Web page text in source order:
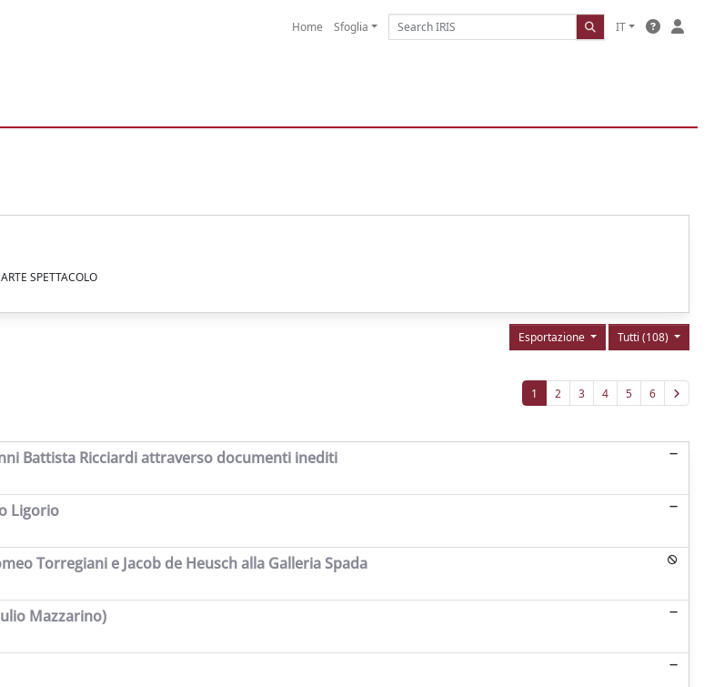
Home Sfoglia IT
SPETTACOLO
Tutti (108)
Esportazione
1 2 3 4 5 6
Battista Ricciardi attraverso documenti inediti
Ligorio
Torregiani e Jacob de Heusch alla Galleria Spada
Mazzarino)